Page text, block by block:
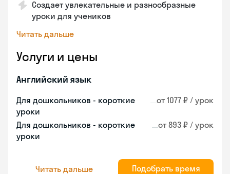
Создает увлекательные и разнообразные
уроки для учеников
Читать дальше
Услуги и цены
Английский язык
Для дошкольников - короткие
уроки
от 1077 ₽ / урок
Для дошкольников - короткие
уроки
от 893 ₽ / урок
Читать дальше Подобрать время